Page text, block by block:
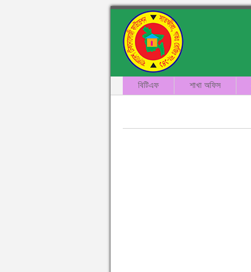
বিটিএফ শাখা অফিস